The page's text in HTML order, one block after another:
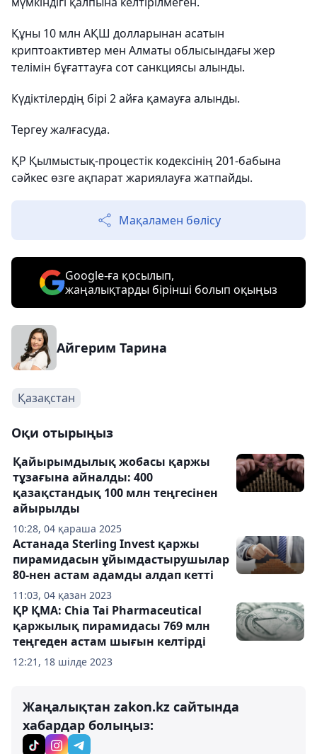
Құны 10 млн АҚШ долларынан асатын
криптоактивтер мен Алматы облысындағы жер
телімін бұғаттауға сот санкциясы алынды.
Күдіктілердің бірі 2 айға қамауға алынды.
Тергеу жалғасуда.
ҚР Қылмыстық-процестік кодексінің 201-бабына
сәйкес өзге ақпарат жариялауға жатпайды.
Мақаламен бөлісу
Google-ға қосылып,
жаңалықтарды бірінші болып оқыңыз
Айгерим Тарина
Қазақстан
Оқи отырыңыз
10:28, 04 қараша 2025
Қайырымдылық жобасы қаржы
тұзағына айналды: 400
қазақстандық 100 млн теңгесінен
айырылды
11:03, 04 қазан 2023
Астанада Sterling Invest қаржы
пирамидасын ұйымдастырушылар
80-нен астам адамды алдап кетті
12:21, 18 шілде 2023
ҚР ҚМА: Chia Tai Pharmaceutical
қаржылық пирамидасы 769 млн
теңгеден астам шығын келтірді
Жаңалықтан zakon.kz сайтында
хабардар болыңыз: